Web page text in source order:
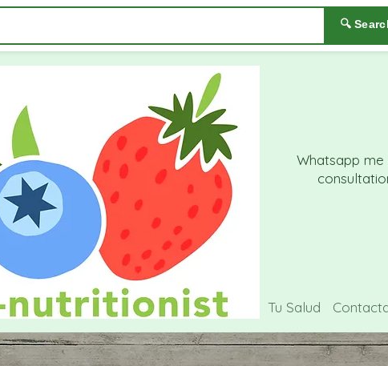
🔍
Whatsapp me
consu
Acerca de Cecilia Servicios & Clases Tu Salud